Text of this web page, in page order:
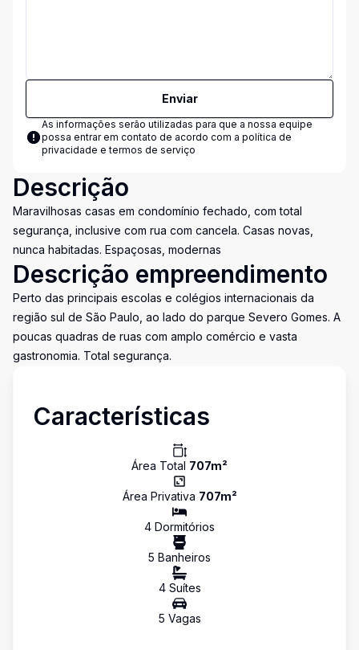
Enviar
As informações serão utilizadas para que a nossa equipe
possa entrar em contato de acordo com a política de
privacidade e termos de serviço
Descrição
Maravilhosas casas em condomínio fechado, com total
segurança, inclusive com rua com cancela. Casas novas,
nunca habitadas. Espaçosas, modernas
Descrição empreendimento
Perto das principais escolas e colégios internacionais da
região sul de São Paulo, ao lado do parque Severo Gomes. A
poucas quadras de ruas com amplo comércio e vasta
gastronomia. Total segurança.
Características
Área Total 707m²
Área Privativa 707m²
4 Dormitórios
5 Banheiros
4Suítes
5 Vagas